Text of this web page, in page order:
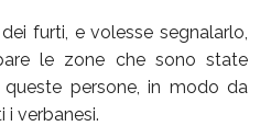
furti, e volesse segnalarlo,
le zone che sono state
persone, in modo da
verbanesi.